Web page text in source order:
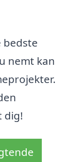
bedste
nemt kan
dig!